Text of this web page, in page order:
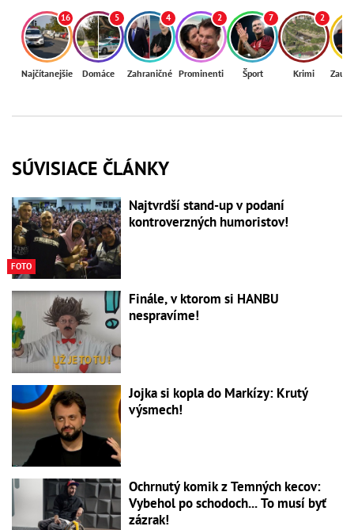
16
Najčítanejšie
5
Domáce
4
Zahraničné
2
Prominenti
7
Šport
2
Krimi
SÚVISIACE ČLÁNKY
FOTO
Najtvrdší stand-up v podaní
kontroverzných humoristov!
Finále, v ktorom si HANBU
nespravíme!
Jojka si kopla do Markízy: Krutý
výsmech!
Ochrnutý komik z Temných kecov:
Vybehol po schodoch... To musí byť
zázrak!